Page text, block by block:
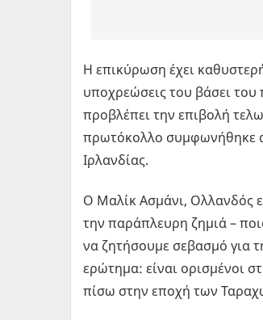
Η επικύρωση έχει
υποχρεώσεις του βάσει του
προβλέπει την επιβολή
πρωτόκολλο συμφωνήθηκε
Ιρλανδίας.
Ο Μαλίκ Ασμάνι, Ολλανδός
την παράπλευρη ζημιά –
να ζητήσουμε σεβασμό για
ερώτημα: είναι ορισμένοι
πίσω στην εποχή των